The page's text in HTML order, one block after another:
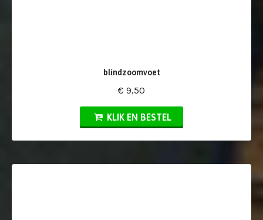
blindzoomvoet
€ 9,50
KLIK EN BESTEL